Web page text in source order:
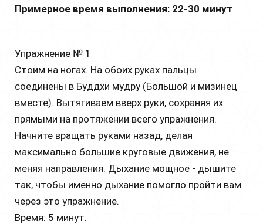
Примерное время выполнения: 22-30 минут
Упражнение № 1
Стоим на ногах. На обоих руках пальцы
соединены в Буддхи мудру (Большой и мизинец
вместе). Вытягиваем вверх руки, сохраняя их
прямыми на протяжении всего упражнения.
Начните вращать руками назад, делая
максимально большие круговые движения, не
меняя направления. Дыхание мощное - дышите
так, чтобы именно дыхание помогло пройти вам
через это упражнение.
Время: 5 минут.